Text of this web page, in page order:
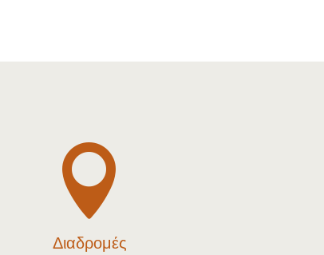

Διαδρομές